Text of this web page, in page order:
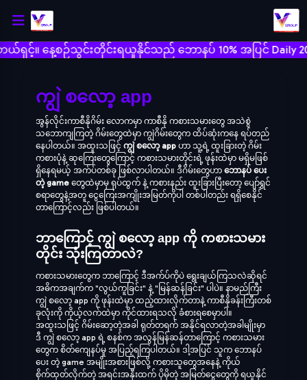
င့်။ နေ့စဉ်သွင်းတိုင်းရယူနိုင်သည် ဘောနပ် 10% အပြင် Daily 20%
ကျွဲ စလော့ app
အွန်လိုင်းကာစီနိုဂိမ်း လောကမှာ ကာစီနို ကစားသမားတွေ အသဲစွဲ
သဘောကျကြတဲ့ ဂိမ်းတွေထဲမှာ ကျွဲဂိမ်းတွေက ထိပ်ဆုံးကနေ ရပ်တည်
နေပါတယ်။ အထူးသဖြင့် ကျွဲ စလော့ app ဟာ သူ့ရဲ့ ထူးခြားတဲ့ ဂိမ်း
ကစားပုံနဲ့ ဆုကြေးတွေကြောင့် ကစားသမားတိုင်းရဲ့ ဖုန်းထဲမှာ မရှိမဖြစ်
ရှိနေရမယ့် အက်ပ်တစ်ခု ဖြစ်လာပါတယ်။ ဒီဂိမ်းတွေဟာ ဘောနပ် ပေး
တဲ့ game တွေထဲမှာမှ ရုပ်ထွက် နဲ့ ကစားနည်း ထူးခြားပြီးတော့ ပျော်ရွှင်
စရာတွေနဲ့အတူ ငွေကြေးအကျိုးအမြတ်ကိုပါ တစ်ပါတည်း ရရှိစေနိုင်
တာကြောင့်လည်း ဖြစ်ပါတယ်။
ဘာကြောင့် ကျွဲ စလော့ app ကို ကစားသမား
တိုင်း သုံးကြတာလဲ?
ကစားသမားတွေက ဘာကြောင့် ဒီအက်ပ်ကိုပဲ ရွေးချယ်ကြသလဲဆိုရင်
အဓိကအချက်က "လွယ်ကူခြင်း" နဲ့ "မြန်ဆန်ခြင်း" ပါပဲ။ နာမည်ကြီး
ကျွဲ စလော့ app ကို ဖုန်းထဲမှာ ထည့်ထားလိုက်တာနဲ့ ကာစီနိုခန်းကြီးတစ်
ခုလုံးကို ကိုယ့်လက်ထဲမှာ ကိုင်ထားရသလို ခံစားရစေမှာပါ။
အထူးသဖြင့် ဂိမ်းဆော့တဲ့အခါ ရုတ်တရက် အနိုင်ရလာတဲ့အခါမျိုးမှာ
ဒီ ကျွဲ စလော့ app ရဲ့ စနစ်က အလွန်မြန်ဆန်တာကြောင့် ကစားသမား
တွေက စိတ်ကျေနပ်မှု အပြည့်ရကြပါတယ်။ ဒါ့အပြင် သူက ဘောနပ်
ပေး တဲ့ game အမျိုးအစားဖြစ်လို့ ကစားသူတွေအနေနဲ့ ကိုယ်
စိုက်ထုတ်လိုက်တဲ့ အရင်းအနှီးထက် ပိုမိုတဲ့ အမြတ်ငွေတွေကို ရယူနိုင်